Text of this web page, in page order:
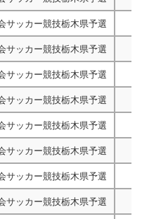
サッカー競技栃木県予選
サッカー競技栃木県予選
サッカー競技栃木県予選
サッカー競技栃木県予選
サッカー競技栃木県予選
サッカー競技栃木県予選
サッカー競技栃木県予選
サッカー競技栃木県予選